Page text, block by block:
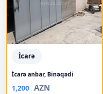
İcarə
İcarə anbar, Binəqədi
1,200 AZN